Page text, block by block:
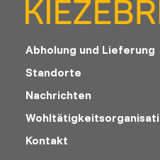
Abholung und Lieferung
Standorte
Nachrichten
Kontakt